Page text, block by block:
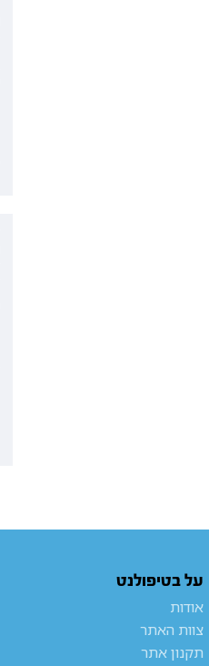
על בטיפולנט
אודות
צוות האתר
תקנון אתר